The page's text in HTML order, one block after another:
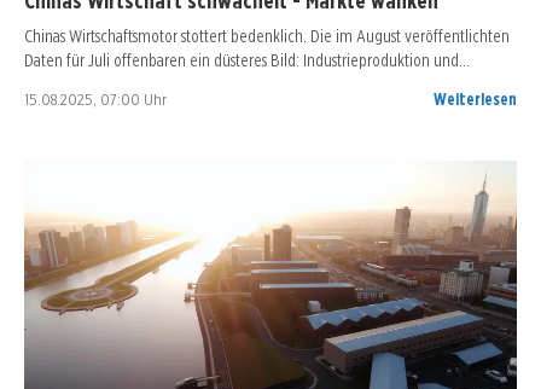
Chinas Wirtschaftsmotor stottert bedenklich. Die im August veröffentlichten
Daten für Juli offenbaren ein düsteres Bild: Industrieproduktion und…
15.08.2025, 07:00 Uhr Weiterlesen